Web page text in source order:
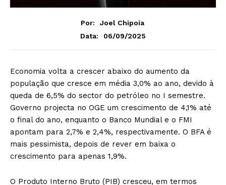
Por:
Joel Chipoia
Data:
06/09/2025
Economia volta a crescer abaixo do aumento da
população que cresce em média 3,0% ao ano, devido à
queda de 6,5% do sector do petróleo no I semestre.
Governo projecta no OGE um crescimento de 4,1% até
o final do ano, enquanto o Banco Mundial e o FMI
apontam para 2,7% e 2,4%, respectivamente. O BFA é
mais pessimista, depois de rever em baixa o
crescimento para apenas 1,9%.
O Produto Interno Bruto (PIB) cresceu, em termos